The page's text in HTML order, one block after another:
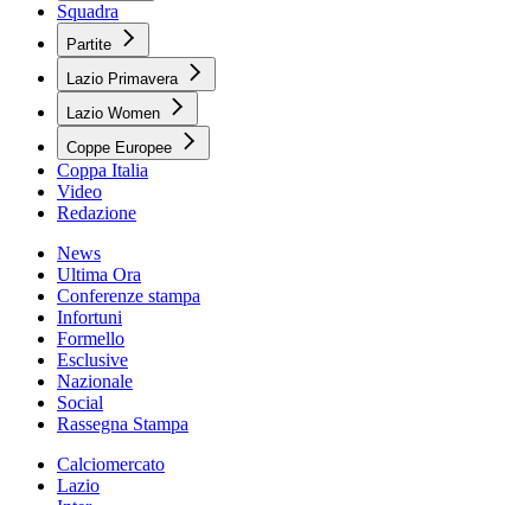
Squadra
Partite
Lazio Primavera
Lazio Women
Coppe Europee
Coppa Italia
Video
Redazione
News
Ultima Ora
Conferenze stampa
Infortuni
Formello
Esclusive
Nazionale
Social
Rassegna Stampa
Calciomercato
Lazio